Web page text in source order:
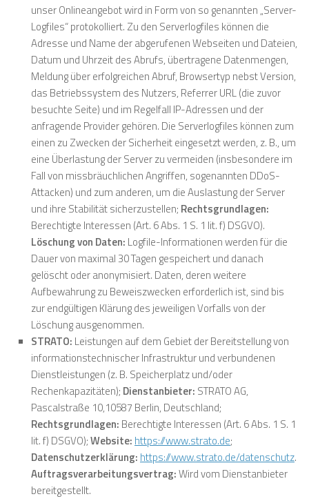
unser Onlineangebot wird in Form von so genannten „Server-
Logfiles“ protokolliert. Zu den Serverlogfiles können die
Adresse und Name der abgerufenen Webseiten und Dateien,
Datum und Uhrzeit des Abrufs, übertragene Datenmengen,
Meldung über erfolgreichen Abruf, Browsertyp nebst Version,
das Betriebssystem des Nutzers, Referrer URL (die zuvor
besuchte Seite) und im Regelfall IP-Adressen und der
anfragende Provider gehören. Die Serverlogfiles können zum
einen zu Zwecken der Sicherheit eingesetzt werden, z. B., um
eine Überlastung der Server zu vermeiden (insbesondere im
Fall von missbräuchlichen Angriffen, sogenannten DDoS-
Attacken) und zum anderen, um die Auslastung der Server
und ihre Stabilität sicherzustellen; Rechtsgrundlagen:
Berechtigte Interessen (Art. 6 Abs. 1 S. 1 lit. f) DSGVO).
Löschung von Daten: Logfile-Informationen werden für die
Dauer von maximal 30 Tagen gespeichert und danach
gelöscht oder anonymisiert. Daten, deren weitere
Aufbewahrung zu Beweiszwecken erforderlich ist, sind bis
zur endgültigen Klärung des jeweiligen Vorfalls von der
Löschung ausgenommen.
STRATO: Leistungen auf dem Gebiet der Bereitstellung von
informationstechnischer Infrastruktur und verbundenen
Dienstleistungen (z. B. Speicherplatz und/oder
Rechenkapazitäten); Dienstanbieter: STRATO AG,
Pascalstraße 10,10587 Berlin, Deutschland;
Rechtsgrundlagen: Berechtigte Interessen (Art. 6 Abs. 1 S. 1
lit. f) DSGVO);Website: https://www.strato.de;
Datenschutzerklärung: https://www.strato.de/datenschutz.
Auftragsverarbeitungsvertrag:Wird vom Dienstanbieter
bereitgestellt.